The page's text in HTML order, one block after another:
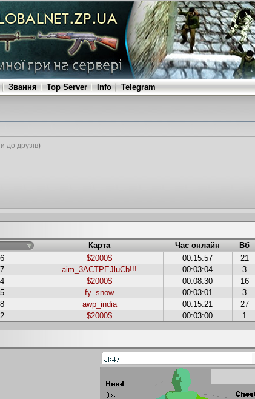
Звання Top Server Info Telegram
до друзів)
Карта Час онлайн Вб
$2000$ 00:15:57 21
aim_3ACTPEJluCb!!! 00:03:04 3
$2000$ 00:08:30 16
fy_snow 00:03:01 3
awp_india 00:15:21 27
$2000$ 00:03:00 1